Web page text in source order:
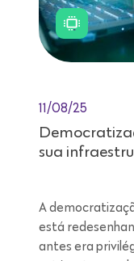
11/08/25
sua
A
está
antes era